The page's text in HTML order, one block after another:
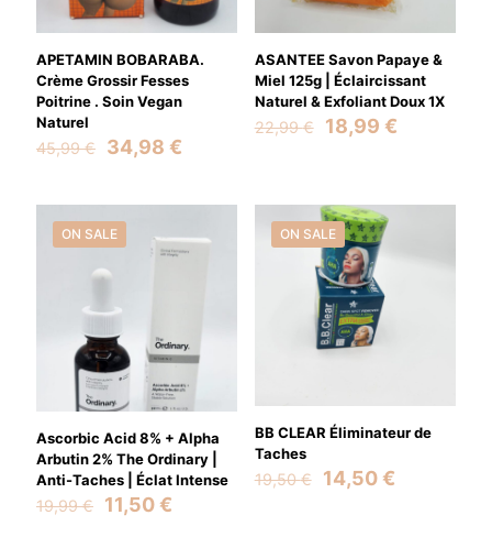
APETAMIN BOBARABA.
Crème Grossir Fesses
Poitrine . Soin Vegan
Naturel
45,99€
Original
45,99 €.
34,98 €
34,98 €.
ASANTEE Savon Papaye &
Miel 125g | Éclaircissant
Naturel & Exfoliant Doux 1X
22,99€
Original
18,99 €Current
ON SALE
Ascorbic Acid 8% + Alpha
Arbutin 2% The Ordinary |
Anti-Taches | Éclat Intense
19,99€
Original
11,50€
ON SALE
BB CLEAR Éliminateur de
Taches
19,50€
Original
14,50€Current